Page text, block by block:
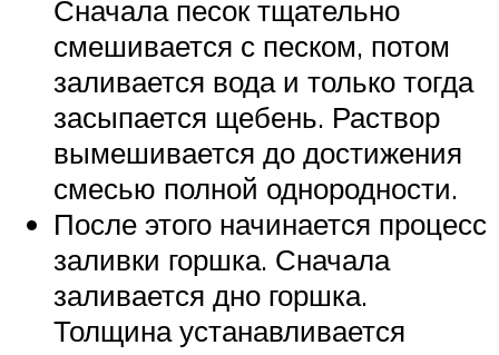
Сначала песок тщательно
смешивается с песком, потом
заливается вода и только тогда
засыпается щебень. Раствор
вымешивается до достижения
смесью полной однородности.
После этого начинается процесс
заливки горшка. Сначала
заливается дно горшка.
Толщина устанавливается